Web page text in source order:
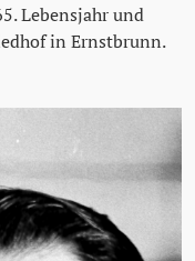
Lebensjahr und
in Ernstbrunn.